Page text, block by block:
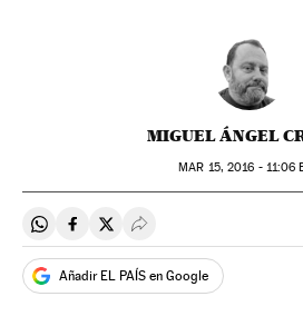
MIGUEL ÁNGEL
MAR 15, 2016 - 11:06
Compartir en Whatsapp
Compartir en Facebook
Compartir en Twitter
Desplegar Redes
Añadir EL PAÍS en Google